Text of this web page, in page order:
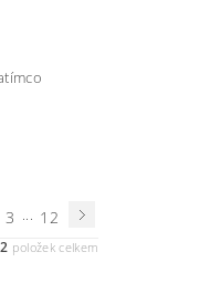
3 ... 12
položek celkem